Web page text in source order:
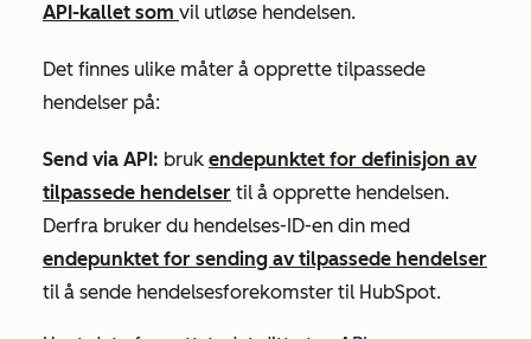
API-kallet som vil utløse hendelsen.
Det finnes ulike måter å opprette tilpassede
hendelser på:
Send via API: bruk endepunktet for definisjon av
tilpassede hendelser til å opprette hendelsen.
Derfra bruker du hendelses-ID-en din med
endepunktet for sending av tilpassede hendelser
til å sende hendelsesforekomster til HubSpot.